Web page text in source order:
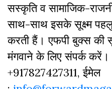
सस्‍क‍ृति व सामाजिक-
साथ-साथ इसके सूक्ष्म
करती हैं। एफपी बुक्‍स की
मंगवाने के लिए संपर्क करें।
+917827427311, ईमेल